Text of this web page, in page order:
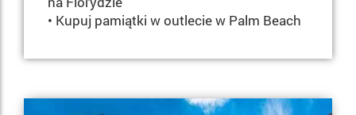
• Kupuj pamiątki w outlecie w Palm Beach